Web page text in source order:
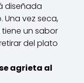
diseñada
vez seca,
un sabor
del plato
agrieta al